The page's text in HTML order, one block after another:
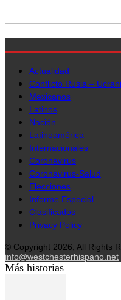
Actualidad
Conflicto Rusia –
Mexicanos
Latinos
Nación
Latinoamérica
Internacionales
Coronavirus
Coronavirus-Salud
Elecciones
Informe Especial
Clasificados
Privacy Policy
© Copyright 2026, All Rights
info@westchesterhispano.net
Más historias